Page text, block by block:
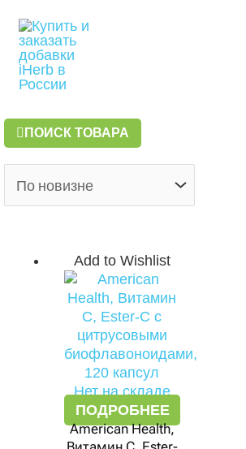
содержимому
ПОИСК ТОВАРА
Add to Wishlist
Нет на складе
ПОДРОБНЕЕ
American Health,